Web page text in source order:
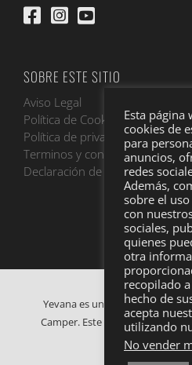
SOBRE ESTE SITIO
Aviso Legal
Política de Cookies
Política de privacidad
Terminos y condiciones
Declaración de accesibilidad
Yevana es una empresa de
Camper. Este proyecto digital
Europea
Esta página
cookies de
para
anuncios,
redes
Además,
sobre el
con
sociales,
quienes
otra
recopilado
hecho de
acepta
utilizando
No vender